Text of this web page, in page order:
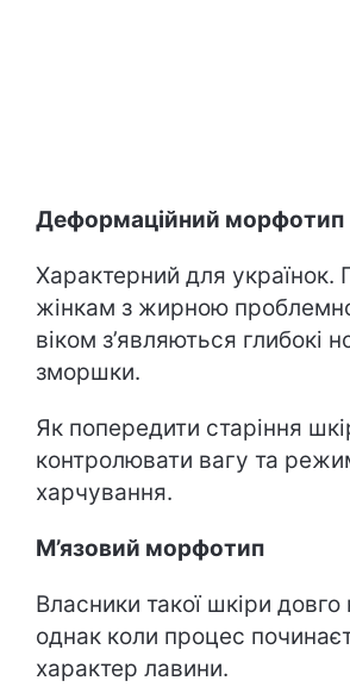
Деформаційний морфотип
Характерний для українок.
жінкам з жирною
віком з’являються глибокі
зморшки.
Як попередити старіння
контролювати вагу та
харчування.
М’язовий морфотип
Власники такої шкіри довго
однак коли процес
характер лавини.